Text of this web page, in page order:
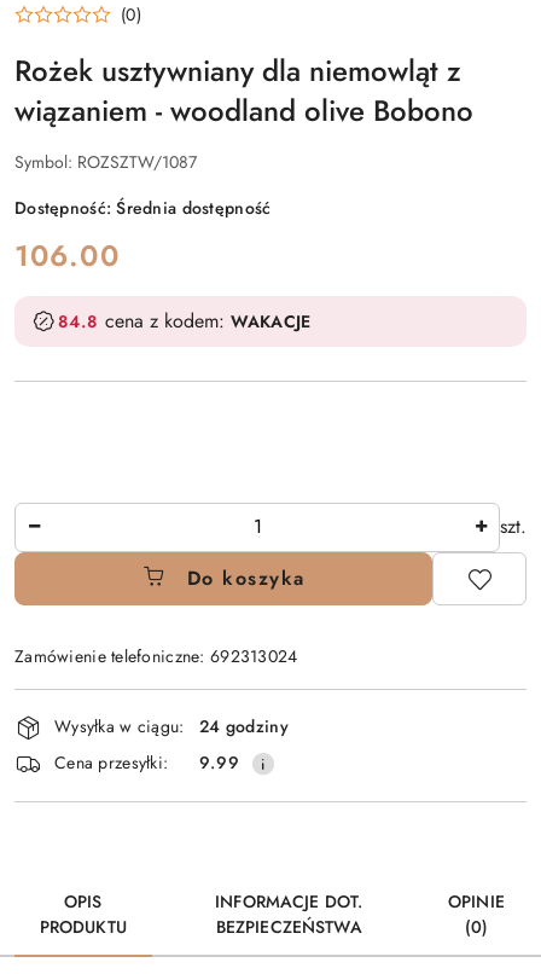
(0)
Rożek usztywniany dla niemowląt z
wiązaniem - woodland olive Bobono
Symbol: ROZSZTW/1087
Dostępność:Średnia dostępność
cena:
106.00
84.8 cena z kodem: WAKACJE
Ilość
szt.
Do koszyka
Zamówienie telefoniczne: 692313024
Dostępność
i
dostawa
Wysyłka w ciągu:
24 godziny
Cena przesyłki:
9.99
OPIS
PRODUKTU
INFORMACJE DOT.
BEZPIECZEŃSTWA
OPINIE
(0)